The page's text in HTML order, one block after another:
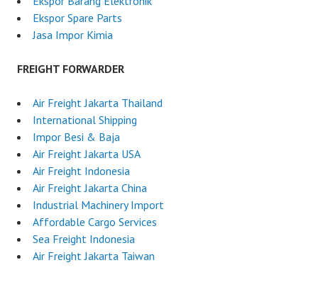
Ekspor Spare Parts
Jasa Impor Kimia
FREIGHT FORWARDER
Air Freight Jakarta Thailand
International Shipping
Impor Besi & Baja
Air Freight Jakarta USA
Air Freight Indonesia
Air Freight Jakarta China
Industrial Machinery Import
Affordable Cargo Services
Sea Freight Indonesia
Air Freight Jakarta Taiwan